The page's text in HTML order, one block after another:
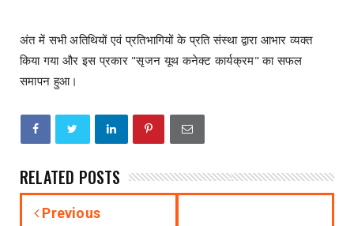
अंत में सभी अतिथियों एवं प्रतिभागियों के प्रति संस्था द्वारा आभार व्यक्त
किया गया और इस प्रकार "सृजन यूथ कनेक्ट कार्यक्रम" का सफल
समापन हुआ।
RELATED POSTS
Previous